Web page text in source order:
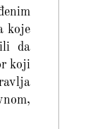
koje
da
koji